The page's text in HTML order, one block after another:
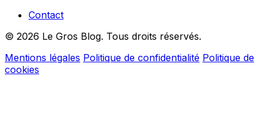
Contact
© 2026 Le Gros Blog. Tous droits réservés.
Mentions légales Politique de confidentialité Politique de
cookies